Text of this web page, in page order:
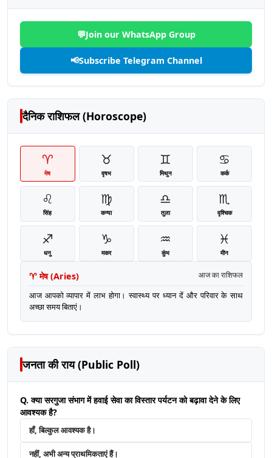
💬Join our WhatsApp Group
📢Subscribe Telegram Channel
दैनिक राशिफल (Horoscope)
♈
मेष
♉
वृषभ
♊
मिथुन
♋
कर्क
♌
सिंह
♍
कन्या
♎
तुला
♏
वृश्चिक
♐
धनु
♑
मकर
♒
कुंभ
♓
मीन
♈ मेष(Aries) आज का राशिफल
आज आपको व्यापार में लाभ होगा। स्वास्थ्य पर ध्यान दें और परिवार के साथ
अच्छा समय बिताएं।
जनता की राय (Public Poll)
Q. क्या सरगुजा संभाग में हवाई सेवा का विस्तार पर्यटन को बढ़ावा देने के लिए
आवश्यक है?
हाँ, बिल्कुल आवश्यक है।
नहीं, अभी अन्य प्राथमिकताएं हैं।